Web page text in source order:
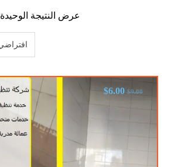
عرض النتيجة الوحيدة
$9.00
$6.00